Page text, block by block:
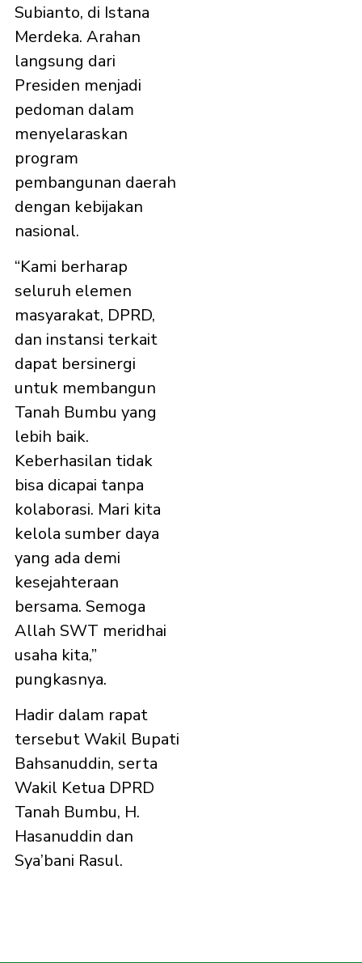
Subianto, di Istana
Merdeka. Arahan
langsung dari
Presiden menjadi
pedoman dalam
menyelaraskan
program
pembangunan daerah
dengan kebijakan
nasional.
“Kami berharap
seluruh elemen
masyarakat, DPRD,
dan instansi terkait
dapat bersinergi
untuk membangun
Tanah Bumbu yang
lebih baik.
Keberhasilan tidak
bisa dicapai tanpa
kolaborasi. Mari kita
kelola sumber daya
yang ada demi
kesejahteraan
bersama. Semoga
Allah SWT meridhai
usaha kita,”
pungkasnya.
Hadir dalam rapat
tersebut Wakil Bupati
Bahsanuddin, serta
Wakil Ketua DPRD
Tanah Bumbu, H.
Hasanuddin dan
Sya’bani Rasul.